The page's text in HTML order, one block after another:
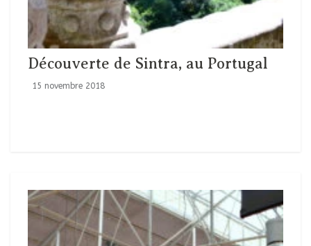
Découverte de Sintra, au Portugal
15 novembre 2018